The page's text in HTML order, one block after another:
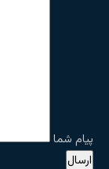
پیام شما